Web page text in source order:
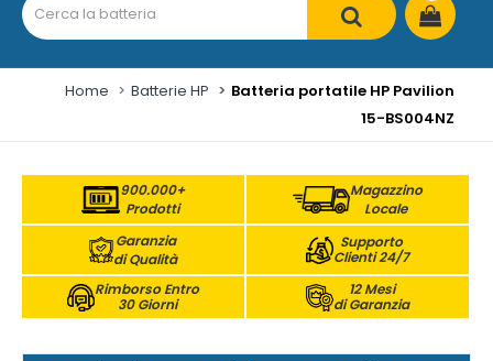
Home Batterie HP
Batteria portatile HP Pavilion
15-BS004NZ
900.000+
Prodotti
Magazzino
Locale
Garanzia
di Qualità
Supporto
Clienti 24/7
Rimborso Entro
30 Giorni
12 Mesi
di Garanzia